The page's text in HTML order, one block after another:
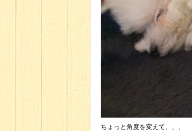
ちょっと角度を変えて、、、